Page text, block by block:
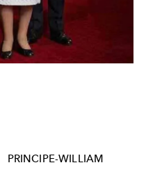
PRINCIPE-WILLIAM